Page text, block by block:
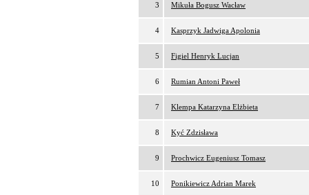
3 Mikuła Bogusz Wacław
4 Kasprzyk Jadwiga Apolonia
5 Figiel Henryk Lucjan
6 Rumian Antoni Paweł
7 Klempa Katarzyna Elżbieta
8 Kyć Zdzisława
9 Prochwicz Eugeniusz Tomasz
10 Ponikiewicz Adrian Marek